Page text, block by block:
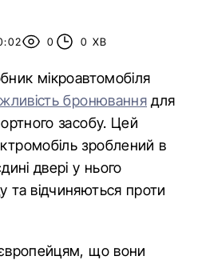
0 0 ХВ
мікроавтомобіля
бронювання для
засобу. Цей
зроблений в
двері у нього
та відчиняються проти
що вони